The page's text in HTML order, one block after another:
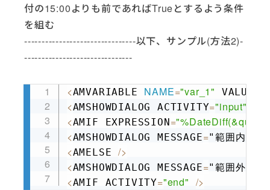
付の15:00よりも前であればTrueとするよう条件
を組む
--------------------------------以下、サンプル(方法2)-
-------------------------------
<AMVARIABLE NAME="var_1" VALUE
<AMSHOWDIALOG ACTIVITY="input"
<AMIF EXPRESSION =
<AMSHOWDIALOG MESSAGE="範囲内"
<AMELSE />
<AMSHOWDIALOG MESSAGE="範囲外"
<AMIF ACTIVITY="end" />
Copy